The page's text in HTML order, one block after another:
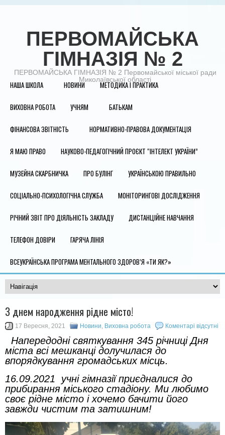
ПЕРВОМАЙСЬКА
ГІМНАЗІЯ № 2
ПЕРВОМАЙСЬКА ГІМНАЗІЯ № 2 Первомайської міської ради
Миколаївської області
НАША ШКОЛА НОВИНИ МЕТОДИКА І ПРАКТИКА
ВИХОВНА РОБОТА УЧНЯМ БАТЬКАМ
ФІНАНСОВА ЗВІТНІСТЬ НОРМАТИВНО-ПРАВОВА ДОКУМЕНТАЦІЯ
Я МАЮ ПРАВО НАУКОВО-ПЕДАГОГІЧНИЙ ПРОЄКТ “ІНТЕЛЕКТ УКРАЇНИ”
МУЗЕЙНА СКАРБНИЧКА ПРО БУЛІНГ УКРАЇНСЬКОЮ ПРАВИЛЬНО
СОЦІАЛЬНО-ПСИХОЛОГІЧНА СЛУЖБА МОНІТОРИНГОВІ ДОСЛІДЖЕННЯ
РІЧНИЙ ЗВІТ ПРО ДІЯЛЬНІСТЬ ЗАКЛАДУ ДИСТАНЦІЙНЕ НАВЧАННЯ
ТЕЛЕФОН ДОВІРИ ГАРЯЧА ЛІНІЯ
ВСЕУКРАЇНСЬКА ПРОГРАМА МЕНТАЛЬНОГО ЗДОРОВ’Я «ТИ ЯК?»
З днем народження рідне місто!
17 Вересня, 2021 Новини, Виховна робота Коментарі відсутні
Напередодні святкування 345 річниці Дня
міста всі мешканці долучилася до
впорядкування громадських місць.
16.09.2021 учні гімназії приєдналися до
прибирання міського стадіону. Ми любимо
своє рідне місто і хочемо бачити його
завжди чистим та затишним!